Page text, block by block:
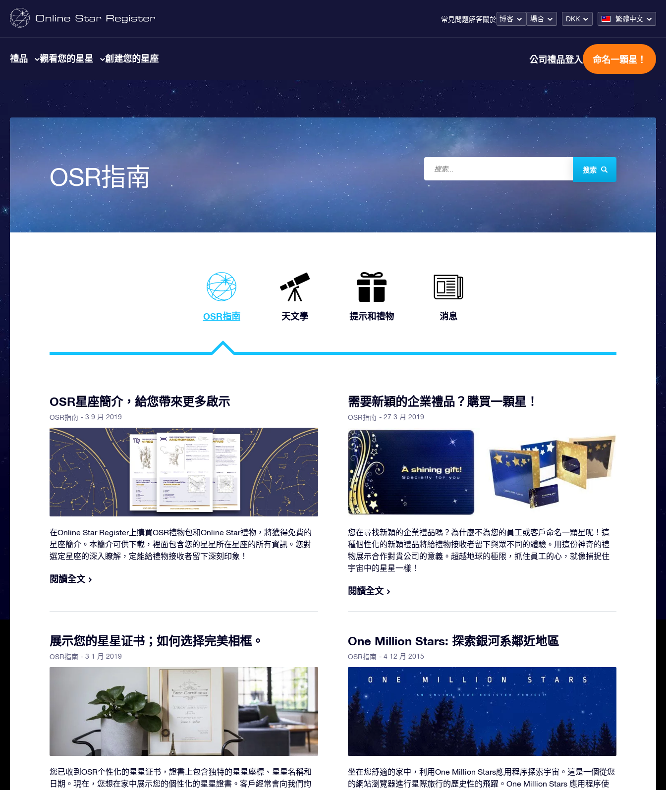
常見問題解答關於 博客 場合 DKK 繁體中文
禮品 觀看您的星星 創建您的星座 公司禮品登入 命名一顆星！
OSR指南 搜索
OSR指南 天文學 提示和禮物 消息
OSR星座簡介，給您帶來更多啟示
OSR指南 - 3 9 月 2019
在Online Star Register上購買OSR禮物包和Online Star禮物，將獲得免費的
星座簡介。本簡介可供下載，裡面包含您的星星所在星座的所有資訊。您對
選定星座的深入瞭解，定能給禮物接收者留下深刻印象！
閱讀全文
需要新穎的企業禮品？購買一顆星！
OSR指南 - 27 3 月 2019
您在尋找新穎的企業禮品嗎？為什麼不為您的員工或客戶命名一顆星呢！這
種個性化的新穎禮品將給禮物接收者留下與眾不同的體驗。用這份神奇的禮
物展示合作對貴公司的意義。超越地球的極限，抓住員工的心，就像捕捉住
宇宙中的星星一樣！
閱讀全文
展示您的星星证书；如何选择完美相框。
OSR指南 - 3 1 月 2019
您已收到OSR个性化的星星证书，證書上包含独特的星星座標、星星名稱和
日期。現在，您想在家中展示您的個性化的星星證書。客戶經常會向我們詢
One Million Stars: 探索銀河系鄰近地區
OSR指南 - 4 12 月 2015
坐在您舒適的家中，利用One Million Stars應用程序探索宇宙。這是一個從您
的網站瀏覽器進行星際旅行的歷史性的飛躍。One Million Stars 應用程序使